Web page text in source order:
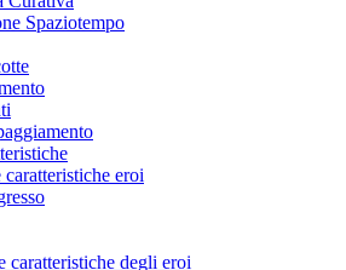
Spaziotempo
eroi
caratteristiche degli eroi